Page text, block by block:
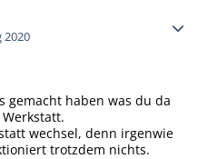
2020
gemacht haben was du da
wechsel, denn irgenwie
trotzdem nichts.